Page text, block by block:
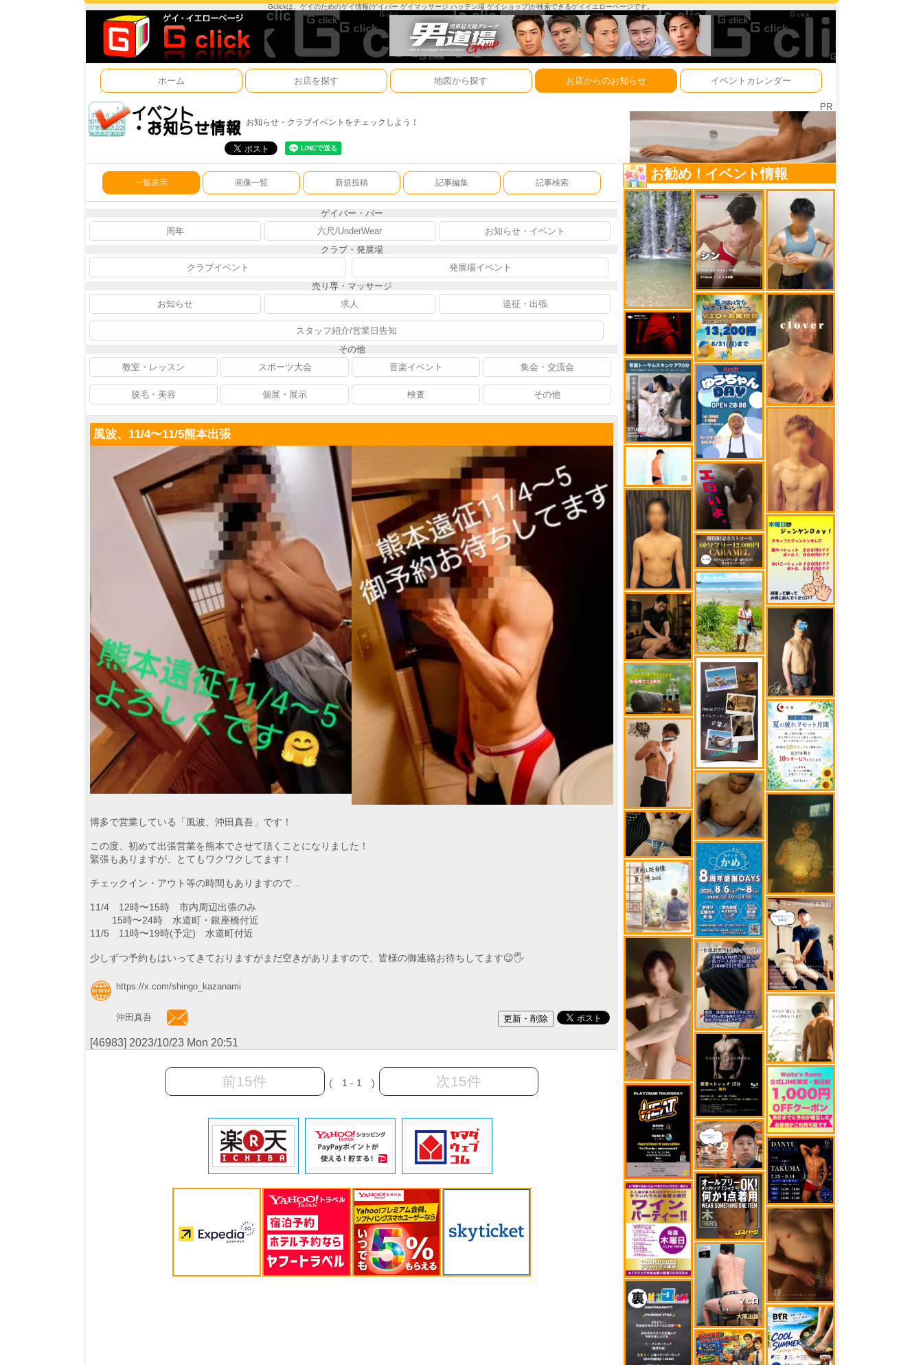
Gclickは、ゲイのためのゲイ情報(ゲイバー ゲイマッサージ ハッテン場 ゲイショップ)が検索できるゲイイエローページです。
ホーム お店を探す 地図から探す お店からのお知らせ イベントカレンダー
お知らせ・クラブイベントをチェックしよう！
PR
一覧表示 画像一覧 新規投稿 記事編集 記事検索
ゲイバー・バー
周年
六尺/UnderWear
お知らせ・イベント
クラブ・発展場
クラブイベント
発展場イベント
売り専・マッサージ
お知らせ
求人 遠征・出張
スタッフ紹介/営業日告知
その他
教室・レッスン
スポーツ大会 音楽イベント 集会・交流会
脱毛・美容 個展・展示 検査 その他
風波、11/4〜11/5熊本出張
博多で営業している「風波、沖田真吾」です！
この度、初めて出張営業を熊本でさせて頂くことになりました！
緊張もありますが、とてもワクワクしてます！
チェックイン・アウト等の時間もありますので…
11/4 12時〜15時 市内周辺出張のみ
15時〜24時 水道町・銀座橋付近
11/5 11時〜19時(予定) 水道町付近
少しずつ予約もはいってきておりますがまだ空きがありますので、皆様の御連絡お待ちしてます😉🖐️
https://x.com/shingo_kazanami
沖田真吾
[46983] 2023/10/23 Mon 20:51
前15件 ( 1 - 1 ) 次15件
お勧め！イベント情報